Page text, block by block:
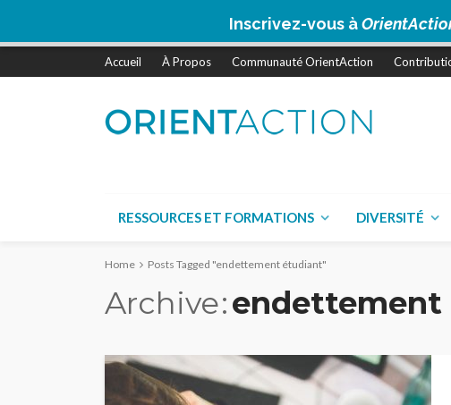
Inscrivez-vous à
Accueil À Propos Communauté OrientAction
RESSOURCES ET FORMATIONS DIVERSITÉ
Home Posts Tagged "endettement étudiant"
Archive